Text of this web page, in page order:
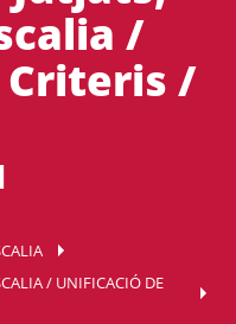
/
Criteris /
/ UNIFICACIÓ DE